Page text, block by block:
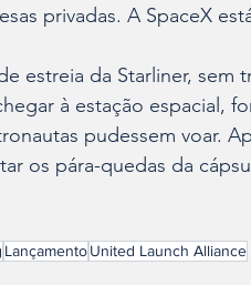
privadas. A SpaceX
estreia da Starliner, sem
à estação espacial,
pudessem voar.
os pára-quedas da
LançamentoUnited Launch Alliance